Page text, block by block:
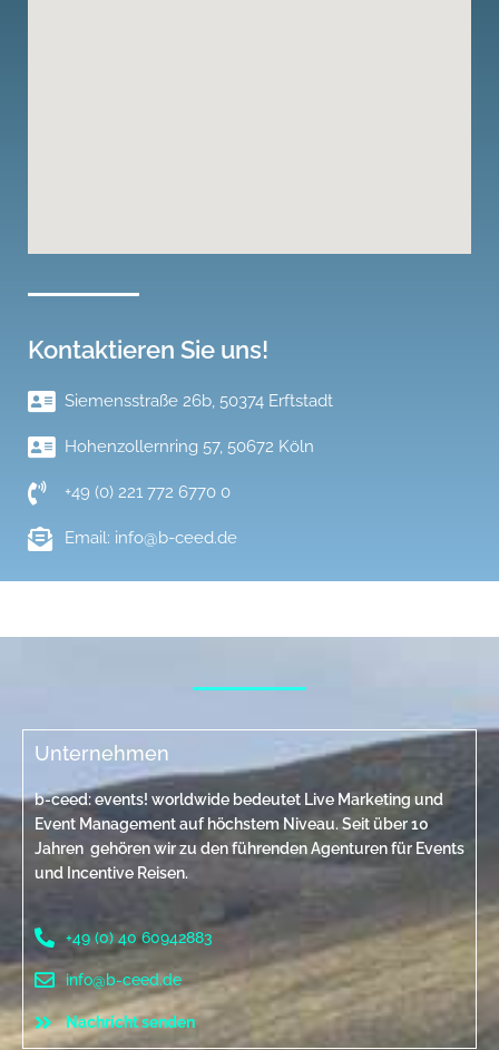
Kontaktieren Sie uns!
Siemensstraße 26b, 50374 Erftstadt
Hohenzollernring 57, 50672 Köln
+49 (0) 221 772 6770 0
Email: info@b-ceed.de
Unternehmen
b-ceed: events! worldwide bedeutet Live Marketing und
Event Management auf höchstem Niveau. Seit über 10
Jahren gehören wir zu den führenden Agenturen für Events
und Incentive Reisen.
+49 (0) 40 60942883
info@b-ceed.de
Nachricht senden